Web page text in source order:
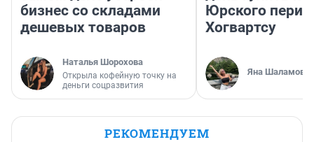
бизнес со складами
дешевых товаров
Наталья Шорохова
Открыла кофейную точку на
деньги соцразвития
Юрского
Хогвартсу
Яна Шаламова
РЕКОМЕНДУЕМ